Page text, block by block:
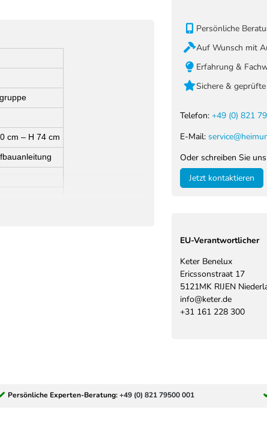
cm – H 74 cm
Persönliche
Auf Wunsch mit
Erfahrung &
Sichere &
Telefon: +49 (0) 821
E-Mail:
Oder schreiben Sie
Jetzt kontaktieren
EU-Verantwortlicher
Keter Benelux
Ericssonstraat 17
5121MK RIJEN
info@keter.de
+31 161 228 300
Persönliche Experten-Beratung:+49 (0) 821 79500 001